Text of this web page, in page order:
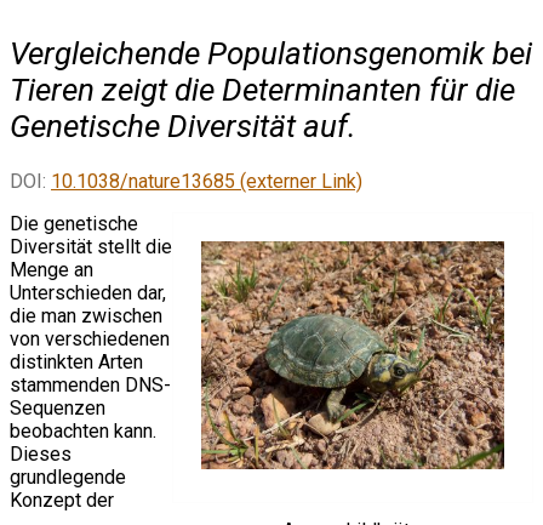
Vergleichende Populationsgenomik bei
Tieren zeigt die Determinanten für die
Genetische Diversität auf.
DOI: 10.1038/nature13685 (externer Link)
Die genetische
Diversität stellt die
Menge an
Unterschieden dar,
die man zwischen
von verschiedenen
distinkten Arten
stammenden DNS-
Sequenzen
beobachten kann.
Dieses
grundlegende
Konzept der